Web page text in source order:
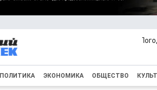
ПОЛИТИКА ЭКОНОМИКА ОБЩЕСТВО